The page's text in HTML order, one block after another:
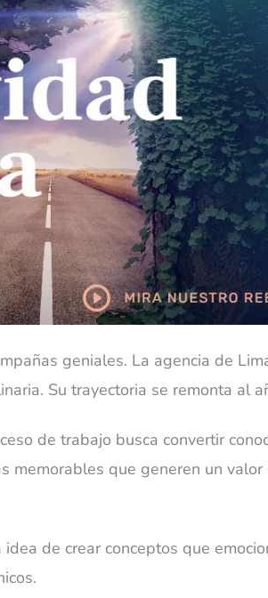
geniales. La agencia de
Su trayectoria se remonta al
de trabajo busca convertir
memorables que generen un
de crear conceptos que